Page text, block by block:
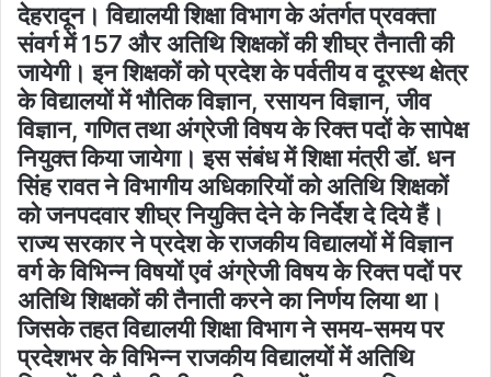
देहरादून। विद्यालयी शिक्षा विभाग के अंतर्गत प्रवक्ता
संवर्ग में 157 और अतिथि शिक्षकों की शीघ्र तैनाती की
जायेगी। इन शिक्षकों को प्रदेश के पर्वतीय व दूरस्थ क्षेत्र
के विद्यालयों में भौतिक विज्ञान, रसायन विज्ञान, जीव
विज्ञान, गणित तथा अंग्रेजी विषय के रिक्त पदों के सापेक्ष
नियुक्त किया जायेगा। इस संबंध में शिक्षा मंत्री डॉ. धन
सिंह रावत ने विभागीय अधिकारियों को अतिथि शिक्षकों
को जनपदवार शीघ्र नियुक्ति देने के निर्देश दे दिये हैं।
राज्य सरकार ने प्रदेश के राजकीय विद्यालयों में विज्ञान
वर्ग के विभिन्न विषयों एवं अंग्रेजी विषय के रिक्त पदों पर
अतिथि शिक्षकों की तैनाती करने का निर्णय लिया था।
जिसके तहत विद्यालयी शिक्षा विभाग ने समय-समय पर
प्रदेशभर के विभिन्न राजकीय विद्यालयों में अतिथि